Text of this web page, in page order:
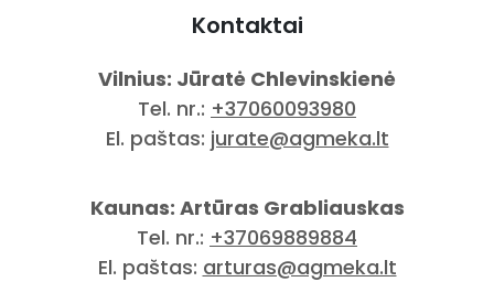
Kontaktai
Vilnius: Jūratė Chlevinskienė
Tel. nr.: +37060093980
El. paštas: jurate@agmeka.lt
Kaunas: Artūras Grabliauskas
Tel. nr.: +37069889884
El. paštas: arturas@agmeka.lt